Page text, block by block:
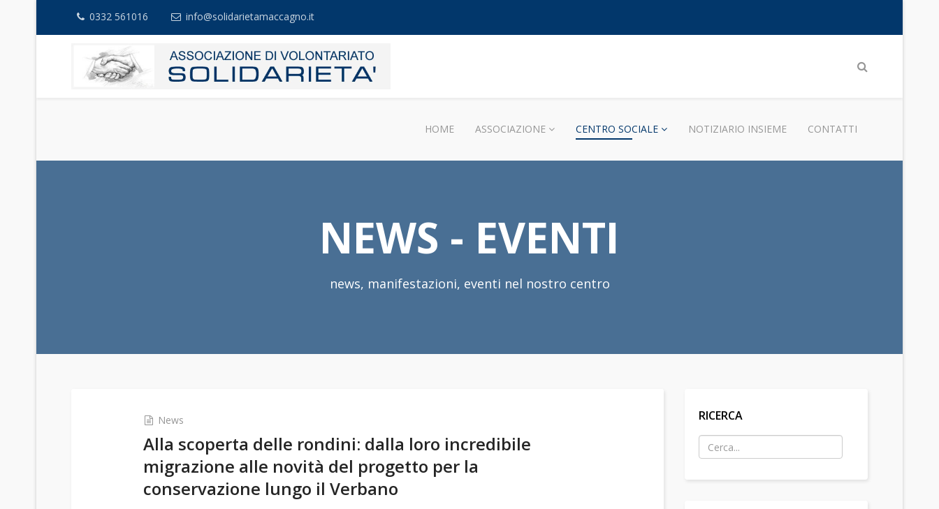
0332 561016 info@solidarietamaccagno.it
HOME ASSOCIAZIONE CENTRO SOCIALE NOTIZIARIO INSIEME CONTATTI
NEWS - EVENTI
news, manifestazioni, eventi nel nostro centro
News
Alla scoperta delle rondini: dalla loro incredibile
migrazione alle novità del progetto per la
conservazione lungo il Verbano
RICERCA